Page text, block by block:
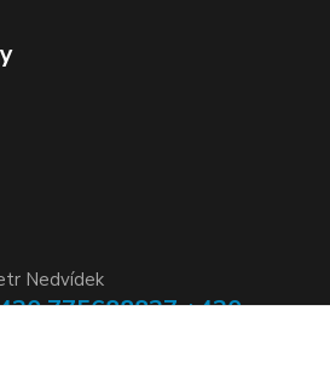
Nedvídek
775688827 +420